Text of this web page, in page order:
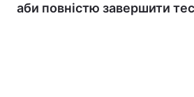
аби повністю завершити